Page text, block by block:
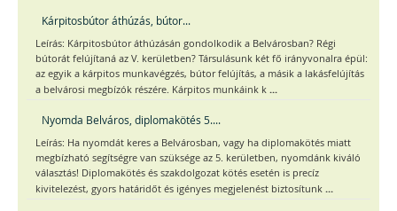
Kárpitosbútor áthúzás, bútor...
Leírás: Kárpitosbútor áthúzásán gondolkodik a Belvárosban? Régi
bútorát felújítaná az V. kerületben? Társulásunk két fő irányvonalra épül:
az egyik a kárpitos munkavégzés, bútor felújítás, a másik a lakásfelújítás
a belvárosi megbízók részére. Kárpitos munkáink k ...
Nyomda Belváros, diplomakötés 5....
Leírás: Ha nyomdát keres a Belvárosban, vagy ha diplomakötés miatt
megbízható segítségre van szüksége az 5. kerületben, nyomdánk kiváló
választás! Diplomakötés és szakdolgozat kötés esetén is precíz
kivitelezést, gyors határidőt és igényes megjelenést biztosítunk ...